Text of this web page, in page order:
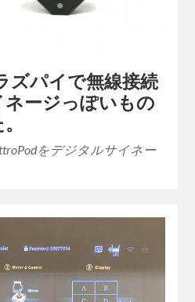
ズパイで無線接続
ージっぽいもの
をデジタルサイネー